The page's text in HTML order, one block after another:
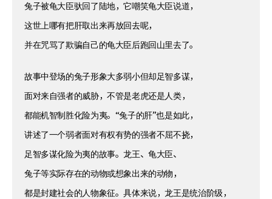
兔子被龟大臣驮回了陆地，它嘲笑龟大臣说道，
这世上哪有把肝取出来再放回去呢，
并在咒骂了欺骗自己的龟大臣后跑回山里去了。
故事中登场的兔子形象大多弱小但却足智多谋，
面对来自强者的威胁，不管是老虎还是人类，
都能机智制胜化险为夷。“兔子的肝”也是如此，
讲述了一个弱者面对有权有势的强者不屈不挠，
足智多谋化险为夷的故事。龙王、龟大臣、
兔子等实际存在的动物或想象出来的动物，
都是封建社会的人物象征。具体来说，龙王是统治阶级，